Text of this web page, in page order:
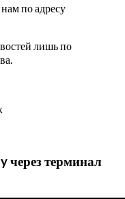
по адресу
лишь по
через терминал